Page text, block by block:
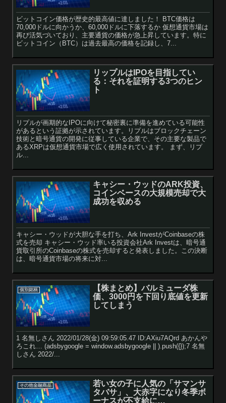
ビットコイン価格が歴史的最高値に達しました！ BTC価格は
70,000ドルに向かうか、60,000ドルに下落するか 仮想通貨市場は
再び活気づいており、主要通貨の価格が急上昇しています。特に
ビットコイン（BTC）は過去最高の価格を記録し、7...
リップルはIPOを目指してい
る：それを証明する3つのヒン
ト
リプルが画期的なIPOに向けて秘密裏に準備を進めている可能性
があるという証拠が示されています。リプルはブロックチェーン
技術と暗号通貨の開発に従事している企業で、その主要な製品で
あるXRPは仮想通貨市場で広く使用されています。 まず、リプ
ル...
キャシー・ウッドのARK投資、
コインベースの大規模売却で大
成功を収める
キャシー・ウッドが大胆な手を打ち、Ark InvestがCoinbaseの株
式を売却 キャシー・ウッド率いる投資会社Ark Investは、暗号通
貨取引所のCoinbaseの株式を売却すると発表しました。この決断
は、暗号通貨市場の将来に対...
個別銘柄
【株まとめ】バルミューダ株
価、3000円を下回り底値を更新
してしまう
1 名無しさん 2022/01/28(金) 09:59:05.47 ID:AXiu7AQrd あかんや
ろこれ… (adsbygoogle = window.adsbygoogle || ).push({});7 名無
しさん 2022/...
その他金融商品
若い女の子に人気の「サマンサ
タバサ」、大赤字になり冬季ボ
ーナスが不支給に…